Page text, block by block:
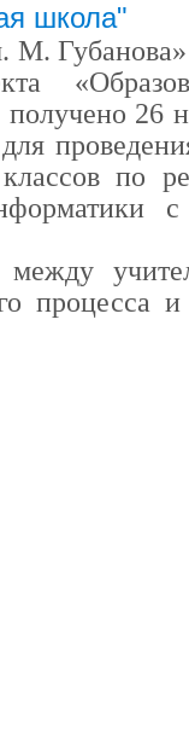
школа"
Губанова»
26
по
между
процесса